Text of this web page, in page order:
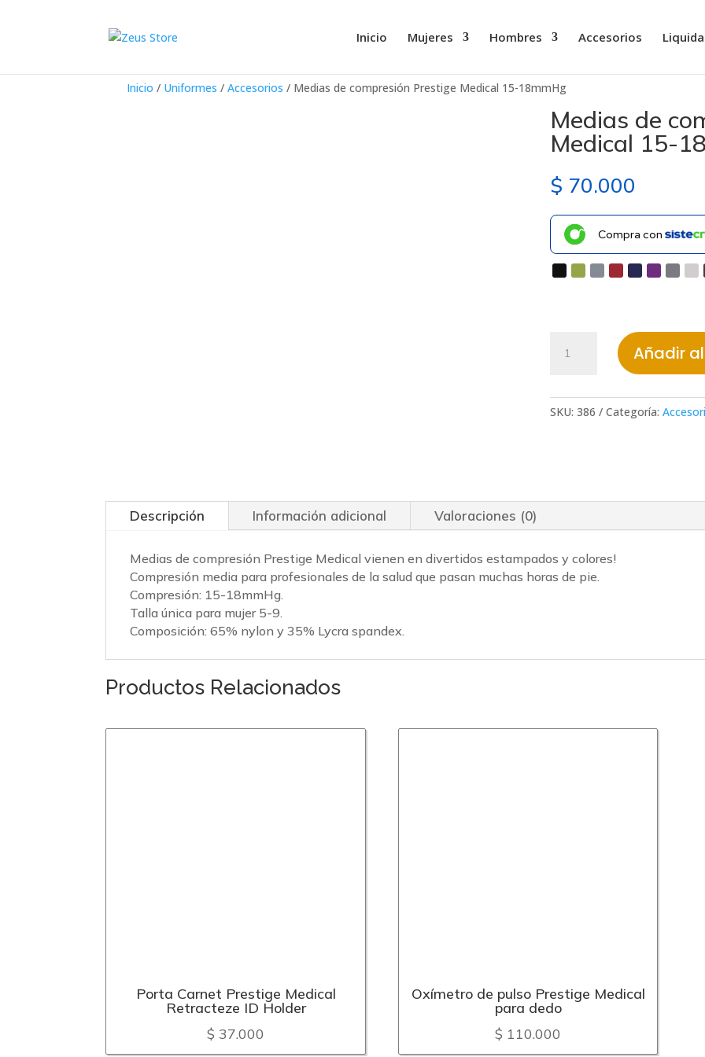
Inicio Mujeres Hombres Accesorios
Inicio / Uniformes /Accesorios / Medias de compresión Prestige Medical 15-18mmHg
Medias de
Medical 15-
$ 70.000
Compra con
Prestige
Medical
Añadir
SKU: 386 Categoría:
Descripción Información adicional Valoraciones (0)
Medias de compresión Prestige Medical vienen en divertidos estampados y colores!
Compresión media para profesionales de la salud que pasan muchas horas de pie.
Compresión: 15-18mmHg.
Talla única para mujer 5-9.
Composición: 65% nylon y 35% Lycra spandex.
Productos Relacionados
Porta Carnet Prestige Medical
Retracteze ID Holder
$ 37.000
Oxímetro de pulso Prestige Medical
para dedo
$ 110.000